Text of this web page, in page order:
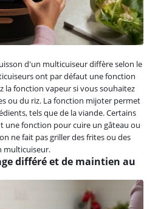
d'un multicuiseur diffère selon le
ont par défaut une fonction
la fonction vapeur si vous souhaitez
ou du riz. La fonction mijoter permet
tels que de la viande. Certains
une fonction pour cuire un gâteau ou
ne fait pas griller des frites ou des
multicuiseur.
différé et de maintien au